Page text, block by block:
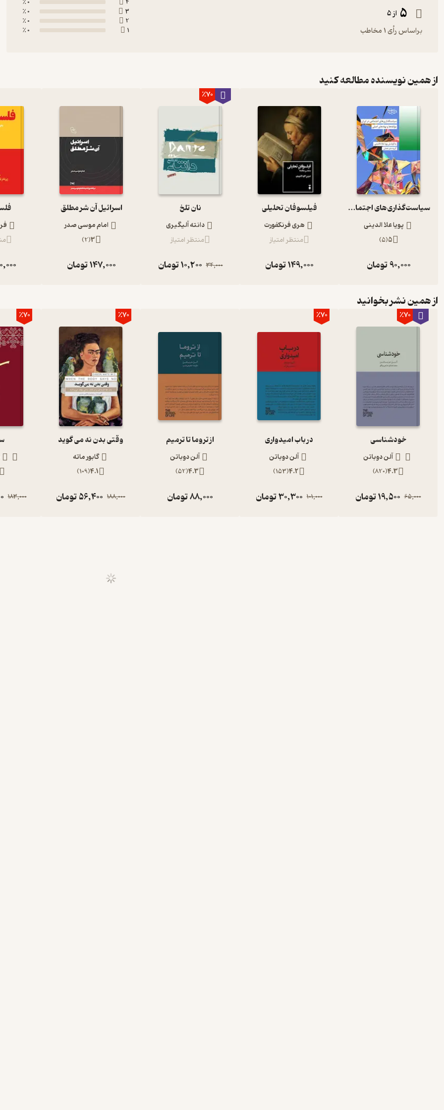
5 از 5
براساس رأی 1 مخاطب
4
0 ٪
3
0 ٪
2
0 ٪
1
0 ٪
از همین نویسنده مطالعه کنید
سیاست‌گذاری‌های اجتماعی در ایران جلد 27
پویا علا الدینی
5
(
5
)
90,000تومان
فیلسوفان تحلیلی
هری فرنکفورت
منتظر امتیاز
149,000تومان
٪70
نان تلخ
دانته آلیگیری
منتظر امتیاز
34,000
10,200تومان
اسرائیل آن شر مطلق
امام موسی صدر
3
(
2
)
147,000تومان
از همین نشر بخوانید
٪70
خودشناسی
آلن دوباتن
4.3
(
820
)
65,000
19,500تومان
٪70
‌‫در باب امیدواری
آلن دوباتن
4.2
(
153
)
101,000
30,300تومان
از تروما تا ترمیم
آلن دوباتن
4.3
(
52
)
88,000تومان
٪70
وقتی بدن نه می گوید
گابور ماته
4.1
(
109
)
188,000
56,400تومان
٪70
183,000